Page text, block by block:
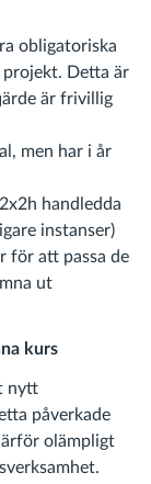
obligatoriska
projekt. Detta är
är frivillig
men har i år
handledda
instanser)
för att passa de
ut
kurs
nytt
påverkade
olämpligt